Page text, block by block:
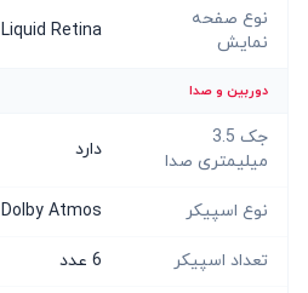
نوع صفحه
نمایش
Liquid Retina
دوربین و صدا
جک 3.5
میلیمتری صدا
دارد
نوع اسپیکر Dolby Atmos
تعداد اسپیکر 6 عدد